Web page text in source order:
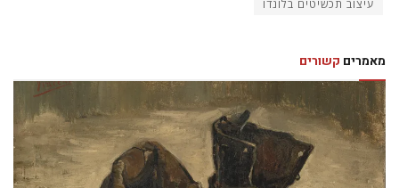
עיצוב תכשיטים בלונדו
מאמרים קשורים